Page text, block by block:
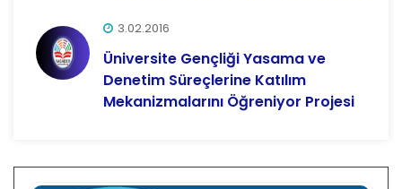
3.02.2016
Üniversite Gençliği Yasama ve
Denetim Süreçlerine Katılım
Mekanizmalarını Öğreniyor Projesi